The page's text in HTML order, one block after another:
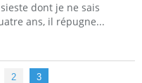
dont je ne sais
ans, il répugne...
2 3